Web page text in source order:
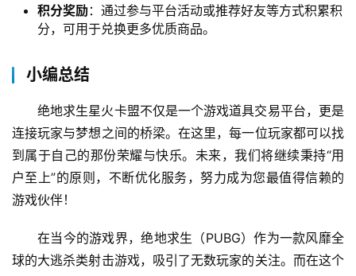
积分奖励：通过参与平台活动或推荐好友等方式积累积
分，可用于兑换更多优质商品。
小编总结
绝地求生星火卡盟不仅是一个游戏道具交易平台，更是
连接玩家与梦想之间的桥梁。在这里，每一位玩家都可以找
到属于自己的那份荣耀与快乐。未来，我们将继续秉持“用
户至上”的原则，不断优化服务，努力成为您最值得信赖的
游戏伙伴！
在当今的游戏界，绝地求生（PUBG）作为一款风靡全
球的大逃杀类射击游戏，吸引了无数玩家的关注。而在这个